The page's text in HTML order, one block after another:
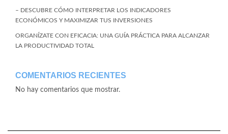
– DESCUBRE CÓMO INTERPRETAR LOS INDICADORES
ECONÓMICOS Y MAXIMIZAR TUS INVERSIONES
ORGANÍZATE CON EFICACIA: UNA GUÍA PRÁCTICA PARA ALCANZAR
LA PRODUCTIVIDAD TOTAL
COMENTARIOS RECIENTES
No hay comentarios que mostrar.